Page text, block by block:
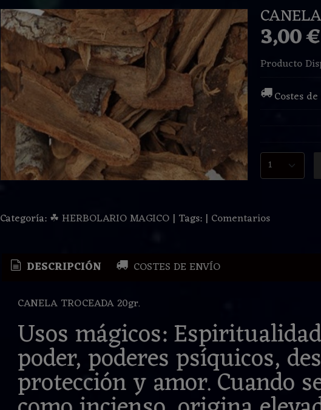
3,00 €
Producto
Costes
Categoría: ☘ HERBOLARIO MAGICO| Tags: | Comentarios
DESCRIPCIÓN COSTES DE ENVÍO
CANELA TROCEADA 20gr.
Usos mágicos:
poder, poderes psíquicos,
protección y amor. Cuando